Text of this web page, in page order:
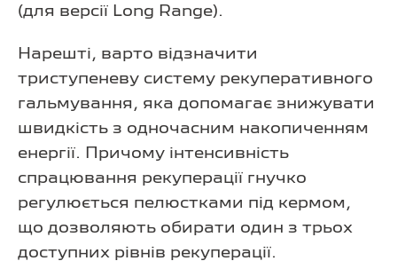
(для версії Long Range).
Нарешті, варто відзначити
триступеневу систему рекуперативного
гальмування, яка допомагає знижувати
швидкість з одночасним накопиченням
енергії. Причому інтенсивність
спрацювання рекуперації гнучко
регулюється пелюстками під кермом,
що дозволяють обирати один з трьох
доступних рівнів рекуперації.